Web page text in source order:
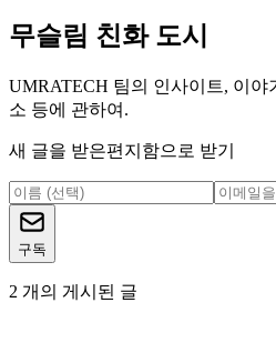
무슬림 친화 도시
UMRATECH 팀의 인사이트, 이
소 등에 관하여.
새 글을 받은편지함으로 받기
구독
2 개의 게시된 글